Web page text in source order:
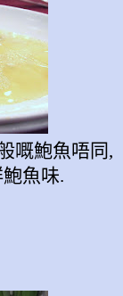
嘅鮑魚唔同,
魚味.